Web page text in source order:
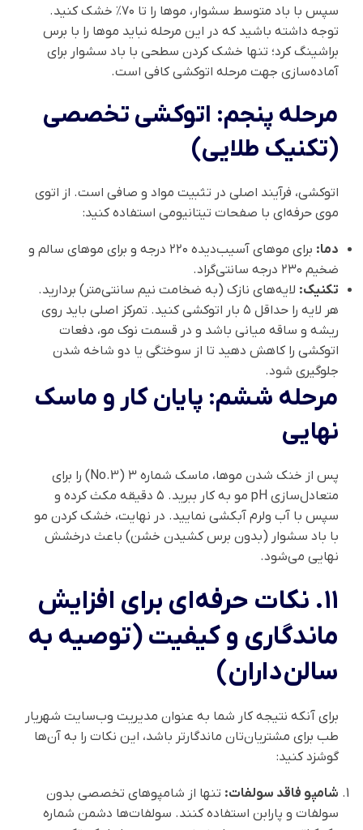
سپس با باد متوسط سشوار، موها را تا ۷۰٪ خشک کنید.
توجه داشته باشید که در این مرحله نباید موها را با برس
براشینگ کرد؛ تنها خشک کردن سطحی با باد سشوار برای
آماده‌سازی جهت مرحله اتوکشی کافی است.
مرحله پنجم: اتوکشی تخصصی
(تکنیک طلایی)
اتوکشی، فرآیند اصلی در تثبیت مواد و صافی است. از اتوی
موی حرفه‌ای با صفحات تیتانیومی استفاده کنید:
دما:
برای موهای آسیب‌دیده ۲۲۰ درجه و برای موهای سالم و
ضخیم ۲۳۰ درجه سانتی‌گراد.
تکنیک: لایه‌های نازک (به ضخامت نیم سانتی‌متر) بردارید.
هر لایه را حداقل ۵ بار اتوکشی کنید. تمرکز اصلی باید روی
ریشه و ساقه میانی باشد و در قسمت نوک مو، دفعات
اتوکشی را کاهش دهید تا از سوختگی یا دو شاخه شدن
جلوگیری شود.
مرحله ششم: پایان کار و ماسک
نهایی
پس از خنک شدن موها، ماسک شماره ۳ (No.3) را برای
متعادل‌سازی pH مو به کار ببرید. ۵ دقیقه مکث کرده و
سپس با آب ولرم آبکشی نمایید. در نهایت، خشک کردن مو
با باد سشوار (بدون برس کشیدن خشن) باعث درخشش
نهایی می‌شود.
۱۱. نکات حرفه‌ای برای افزایش
ماندگاری و کیفیت (توصیه به
سالن‌داران)
برای آنکه نتیجه کار شما به عنوان مدیریت وب‌سایت شهریار
طب برای مشتریان‌تان ماندگارتر باشد، این نکات را به آن‌ها
گوشزد کنید:
شامپو فاقد سولفات: تنها از شامپوهای تخصصی بدون
سولفات و پارابن استفاده کنند. سولفات‌ها دشمن شماره